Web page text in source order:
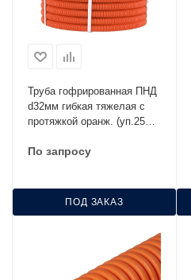
Труба гофрированная ПНД
d32мм гибкая тяжелая с
протяжкой оранж. (уп.25м)
По запросу
ПОД ЗАКАЗ